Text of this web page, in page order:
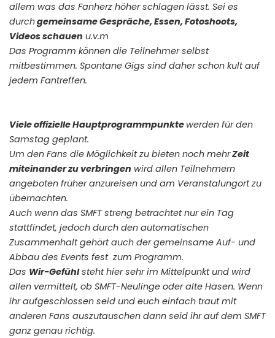
allem was das Fanherz höher schlagen lässt. Sei es
durchgemeinsame Gespräche, Essen, Fotoshoots,
Videos schauen u.v.m
Das Programm können die Teilnehmer selbst
mitbestimmen. Spontane Gigs sind daher schon kult auf
jedem Fantreffen.
Viele offizielle Hauptprogrammpunkte werden für den
Samstag geplant.
Um den Fans die Möglichkeit zu bieten noch mehrZeit
miteinander zu verbringen wird allen Teilnehmern
angeboten früher anzureisen und am Veranstalungort zu
übernachten.
Auch wenn das SMFT streng betrachtet nur ein Tag
stattfindet, jedoch durch den automatischen
Zusammenhalt gehört auch der gemeinsame Auf- und
Abbau des Events fest zum Programm.
Das Wir-Gefühlsteht hier sehr im Mittelpunkt und wird
allen vermittelt, ob SMFT-Neulinge oder alte Hasen. Wenn
ihr aufgeschlossen seid und euch einfach traut mit
anderen Fans auszutauschen dann seid ihr auf dem SMFT
ganz genau richtig.